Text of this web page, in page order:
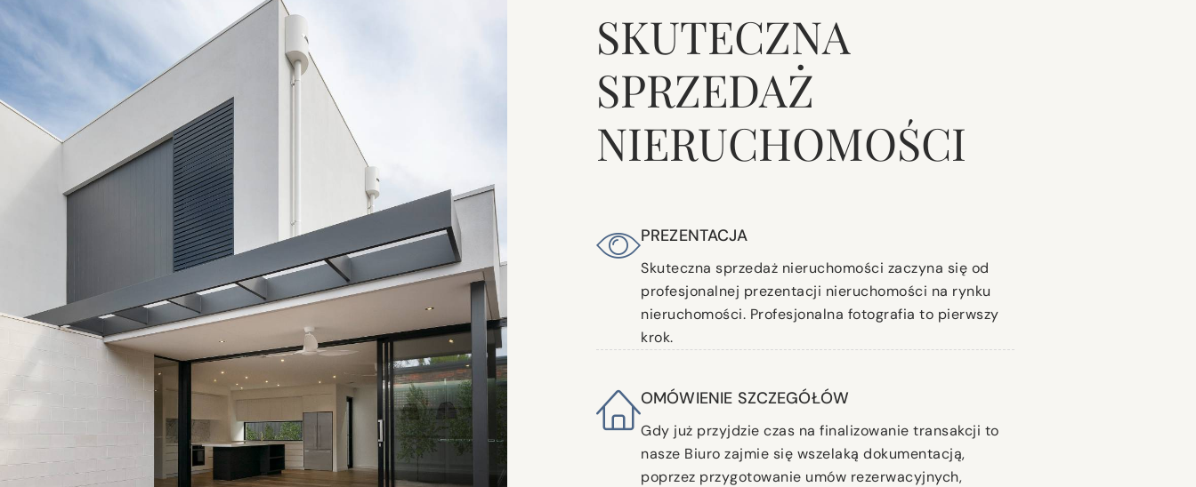
SKUTECZNA
SPRZEDAŻ
NIERUCHOMOŚCI
PREZENTACJA
Skuteczna sprzedaż nieruchomości zaczyna się od
profesjonalnej prezentacji nieruchomości na rynku
nieruchomości. Profesjonalna fotografia to pierwszy
krok.
OMÓWIENIE SZCZEGÓŁÓW
Gdy już przyjdzie czas na finalizowanie transakcji to
nasze Biuro zajmie się wszelaką dokumentacją,
poprzez przygotowanie umów rezerwacyjnych,